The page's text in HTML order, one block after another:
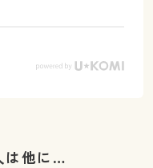
は他に…